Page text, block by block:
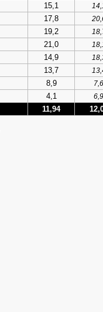
15,1
17,8
19,2
21,0
14,9
13,7
8,9
7,6
4,1 6,9
11,94